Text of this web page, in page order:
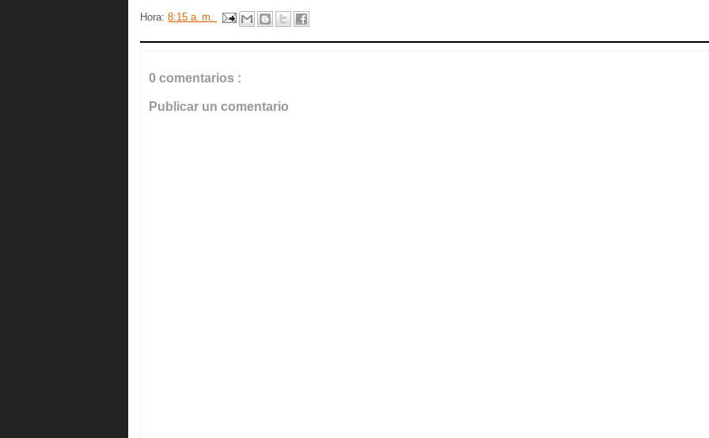
Hora: 8:15 a. m.
0 comentarios :
Publicar un comentario